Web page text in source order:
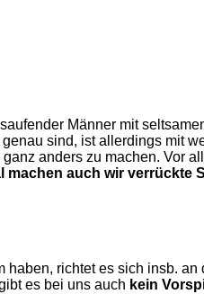
Männer mit
sind, ist allerdings mit
anders zu machen.
machen auch wir verrückte
richtet es sich insb.
es bei uns auch kein